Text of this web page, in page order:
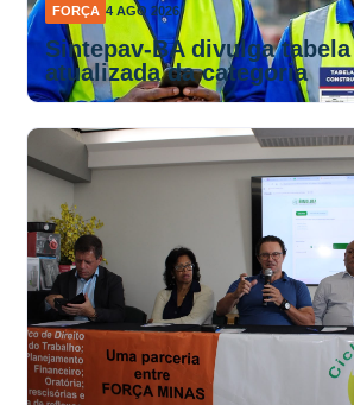
FORÇA 4 AGO 2026
Sintepav-BA divulga
atualizada da categoria